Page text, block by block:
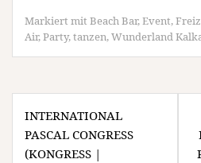
Markiert mit Beach Bar,Event,
Air,Party,tanzen,Wunderland
Beitragsnavigation
INTERNATIONAL
PASCAL CONGRESS
(KONGRESS |